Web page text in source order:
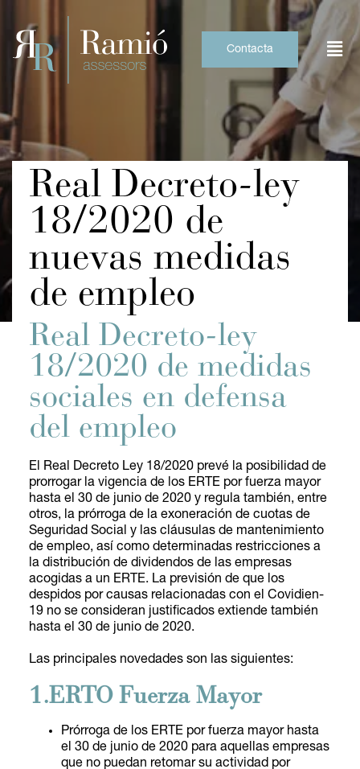
content
Contacta
Real Decreto-ley
18/2020 de
nuevas medidas
de empleo
Real Decreto-ley
18/2020 de medidas
sociales en defensa
del empleo
El Real Decreto Ley 18/2020 prevé la posibilidad de
prorrogar la vigencia de los ERTE por fuerza mayor
hasta el 30 de junio de 2020 y regula también, entre
otros, la prórroga de la exoneración de cuotas de
Seguridad Social y las cláusulas de mantenimiento
de empleo, así como determinadas restricciones a
la distribución de dividendos de las empresas
acogidas a un ERTE. La previsión de que los
despidos por causas relacionadas con el Covidien-
19 no se consideran justificados extiende también
hasta el 30 de junio de 2020.
Las principales novedades son las siguientes:
1.ERTO Fuerza Mayor
Prórroga de los ERTE por fuerza mayor hasta
el 30 de junio de 2020 para aquellas empresas
que no puedan retomar su actividad por